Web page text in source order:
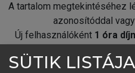
A tartalom megtekintéséhez
azonosítóddal
Új felhasználóként 1 óra
SÜTIK LISTÁJA